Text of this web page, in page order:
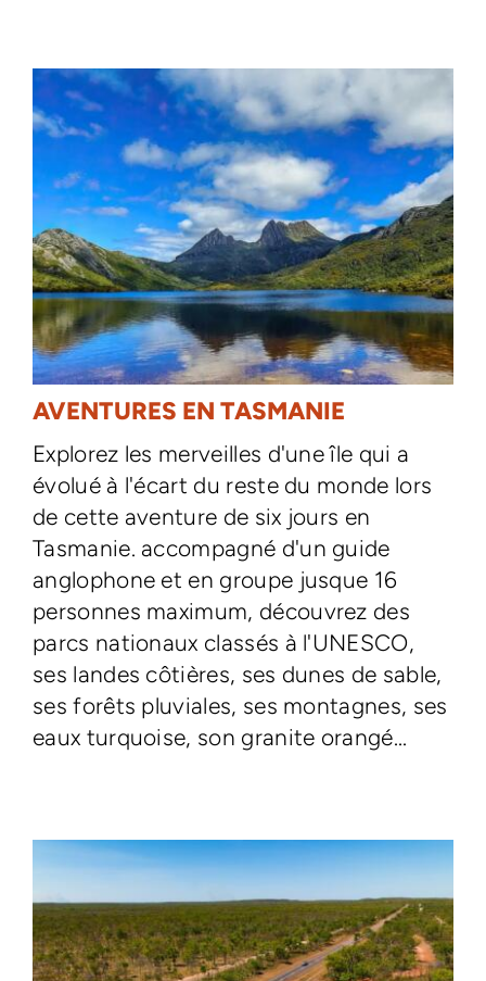
AVENTURES EN TASMANIE
Explorez les merveilles d'une île qui a
évolué à l'écart du reste du monde lors
de cette aventure de six jours en
Tasmanie. accompagné d'un guide
anglophone et en groupe jusque 16
personnes maximum, découvrez des
parcs nationaux classés à l'UNESCO,
ses landes côtières, ses dunes de sable,
ses forêts pluviales, ses montagnes, ses
eaux turquoise, son granite orangé...